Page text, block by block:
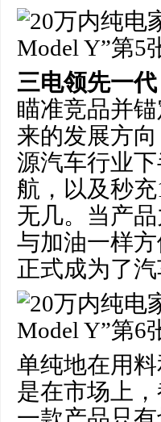
三电领先一
瞄准竞品并
来的发展方
源汽车行业
航，以及秒
无几。当产
与加油一样
正式成为了汽
单纯地在用
是在市场上